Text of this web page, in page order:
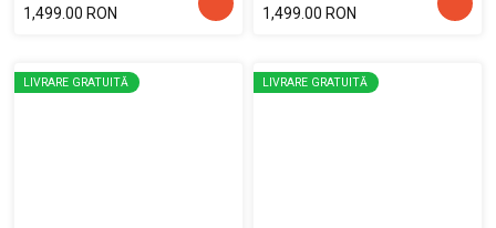
1,499.00 RON
1,499.00 RON
LIVRARE GRATUITĂ LIVRARE GRATUITĂ